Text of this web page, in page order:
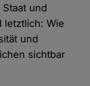
und
letztlich: Wie
und
sichtbar